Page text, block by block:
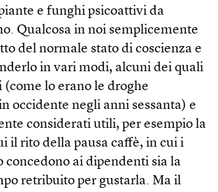
e funghi psicoattivi da
Qualcosa in noi semplicemente
del normale stato di coscienza e
in vari modi, alcuni dei quali
lo erano le droghe
occidente negli anni sessanta) e
considerati utili, per esempio la
il rito della pausa caffè, in cui i
concedono ai dipendenti sia la
retribuito per gustarla. Ma il